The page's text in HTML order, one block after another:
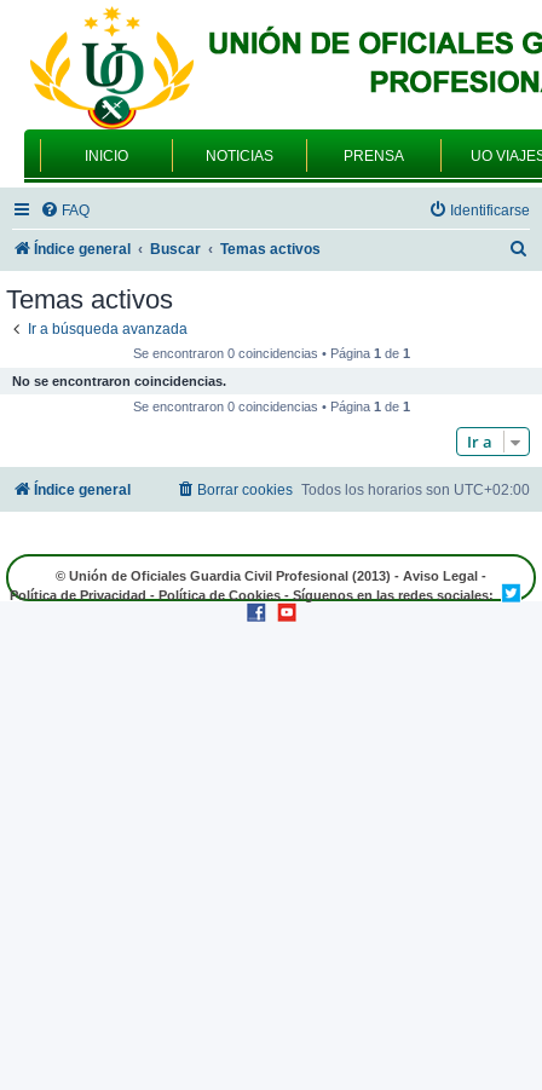
INICIO NOTICIAS PRENSA UO
FAQ Identificarse
Índice general Buscar Temas activos
Temas activos
Ir a búsqueda avanzada
Se encontraron 0 coincidencias • Página 1de 1
No se encontraron coincidencias.
Se encontraron 0 coincidencias • Página 1de 1
Ir a
Índice general Todos los horarios son UTC+02:00
Borrar cookies
© Unión de Oficiales Guardia Civil Profesional (2013) - Aviso Legal -
Política de Privacidad-Política de Cookies- Síguenos en las redes sociales: